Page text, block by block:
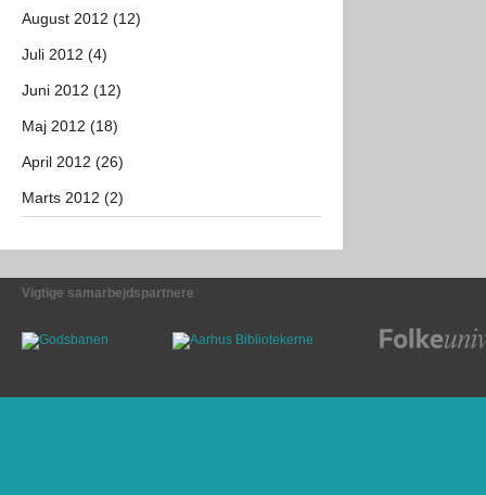
August 2012 (12)
Juli 2012 (4)
Juni 2012 (12)
Maj 2012 (18)
April 2012 (26)
Marts 2012 (2)
Vigtige samarbejdspartnere